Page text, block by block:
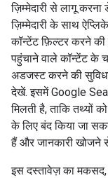
ज़िम्मेदारी से लागू
ज़िम्मेदारी के साथ
कॉन्टेंट फ़िल्टर करने
पहुंचाने वाले कॉन्टेंट के
अडजस्ट करने की
देखें. इसमें Google
मिलती है, ताकि तथ्यों
के लिए बंद किया जा
हैं और जानकारी खोजने
इस दस्तावेज़ का